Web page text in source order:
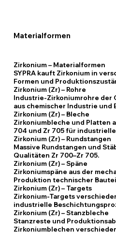
Materialformen
Zirkonium – Materialformen
SYPRA kauft Zirkonium in
Formen und
Zirkonium (Zr) – Rohre
Industrie-Zirkoniumrohre der
aus chemischer Industrie und
Zirkonium (Zr) – Bleche
Zirkoniumbleche und Platten
704 und Zr 705 für
Zirkonium (Zr) – Rundstangen
Massive Rundstangen und
Qualitäten Zr 700–Zr 705.
Zirkonium (Zr) – Späne
Zirkoniumspäne aus der
Produktion technischer
Zirkonium (Zr) – Targets
Zirkonium-Targets
industrielle
Zirkonium (Zr) – Stanzbleche
Stanzreste und
Zirkoniumblechen